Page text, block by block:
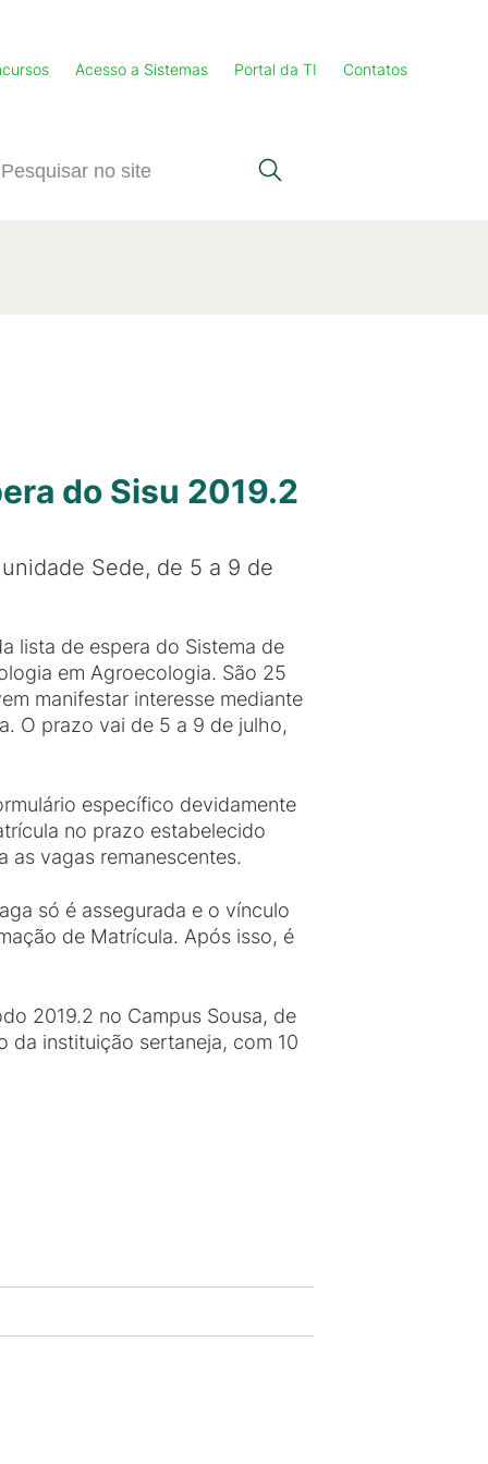
Acesso a Sistemas Portal da TI Contatos
do Sisu 2019.2
Sede, de 5 a 9 de
lista de espera do Sistema de
em Agroecologia. São 25
manifestar interesse mediante
O prazo vai de 5 a 9 de julho,
específico devidamente
no prazo estabelecido
vagas remanescentes.
só é assegurada e o vínculo
de Matrícula. Após isso, é
2019.2 no Campus Sousa, de
da instituição sertaneja, com 10